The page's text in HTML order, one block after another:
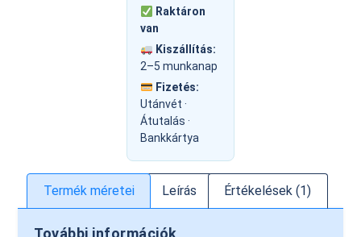
Raktáron
van
Kiszállítás:
2–5 munkanap
Fizetés:
Utánvét ·
Átutalás ·
Bankkártya
Termék méretei Leírás Értékelések (1)
További információk